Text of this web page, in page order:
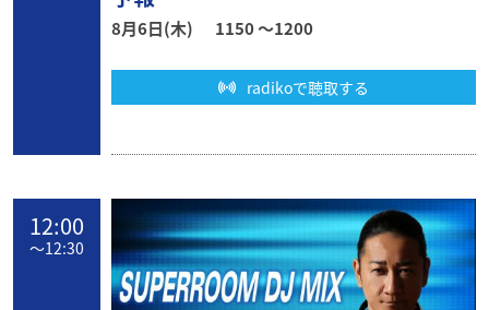
8月6日(木) 1150 〜1200
radikoで聴取する
12:00
〜12:30